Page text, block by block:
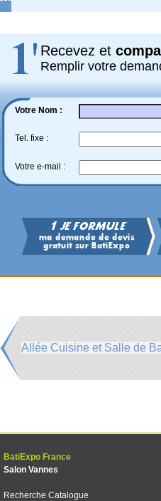
Recevez et
Remplir votre
Votre Nom :
Tel. fixe :
Votre e-mail :
Allée Cuisine et Salle de
BatiExpo France
Salon Vannes
Recherche Catalogue